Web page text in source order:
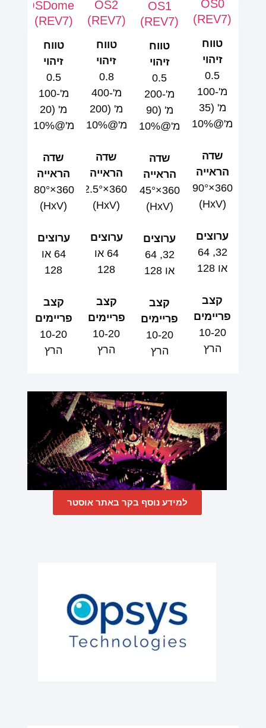
OS0
(REV7)
טווח
זיהוי
0.5
מ'-100
מ' (35
מ'@10%)
שדה
הראייה
360×90°
(HxV)
ערוצים
32, 64
או 128
קצב
פריימים
10-20
הרץ
OS1
(REV7)
טווח
זיהוי
0.5
מ'-200
מ' (90
מ'@10%)
שדה
הראייה
360×45°
(HxV)
ערוצים
32, 64
או 128
קצב
פריימים
10-20
הרץ
OS2
(REV7)
טווח
זיהוי
0.8
מ'-400
מ' (200
מ'@10%)
שדה
הראייה
360×22.5°
(HxV)
ערוצים
64 או
128
קצב
פריימים
10-20
הרץ
OSDome
(REV7)
טווח
זיהוי
0.5
מ'-100
מ' (20
מ'@10%)
שדה
הראייה
360×180°
(HxV)
ערוצים
64 או
128
קצב
פריימים
10-20
הרץ
למידע נוסף בקר באתר אוסטר